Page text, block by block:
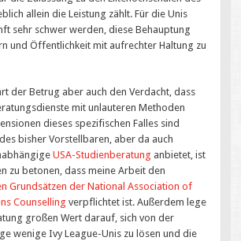
allein die Leistung zählt. Für die Unis
sehr schwer werden, diese Behauptung
und Öffentlichkeit mit aufrechter Haltung zu
der Betrug aber auch den Verdacht, dass
mit unlauteren Methoden
dieses spezifischen Falles sind
bisher Vorstellbaren, aber da auch
USA-Studienberatung anbietet, ist
zu betonen, dass meine Arbeit den
Grundsätzen der National Association of
Counselling verpflichtet ist. Außerdem lege
großen Wert darauf, sich von der
wenige Ivy League-Unis zu lösen und die